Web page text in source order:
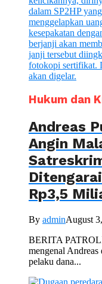
Hukum dan
Andreas
Angin
Rp3,5
By adminAugust
BERITA
mengenal
pelaku dana...